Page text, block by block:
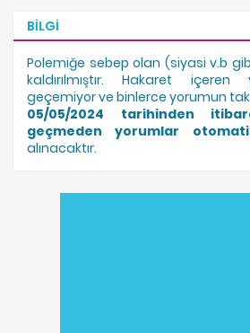
BILGI
Polemiğe sebep olan (siyasi v.b
kaldırılmıştır. Hakaret içeren
geçemiyor ve binlerce yorumun
05/05/2024 tarihinden
geçmeden yorumlar
alınacaktır.